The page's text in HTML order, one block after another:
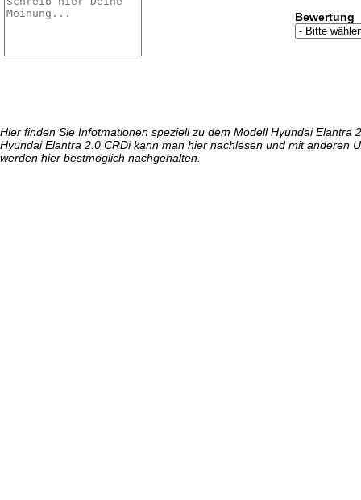
Bewertung
Hier finden Sie Infotmationen speziell zu dem Modell Hyundai
Hyundai Elantra 2.0 CRDi kann man hier nachlesen und mit anderen
werden hier bestmöglich nachgehalten.